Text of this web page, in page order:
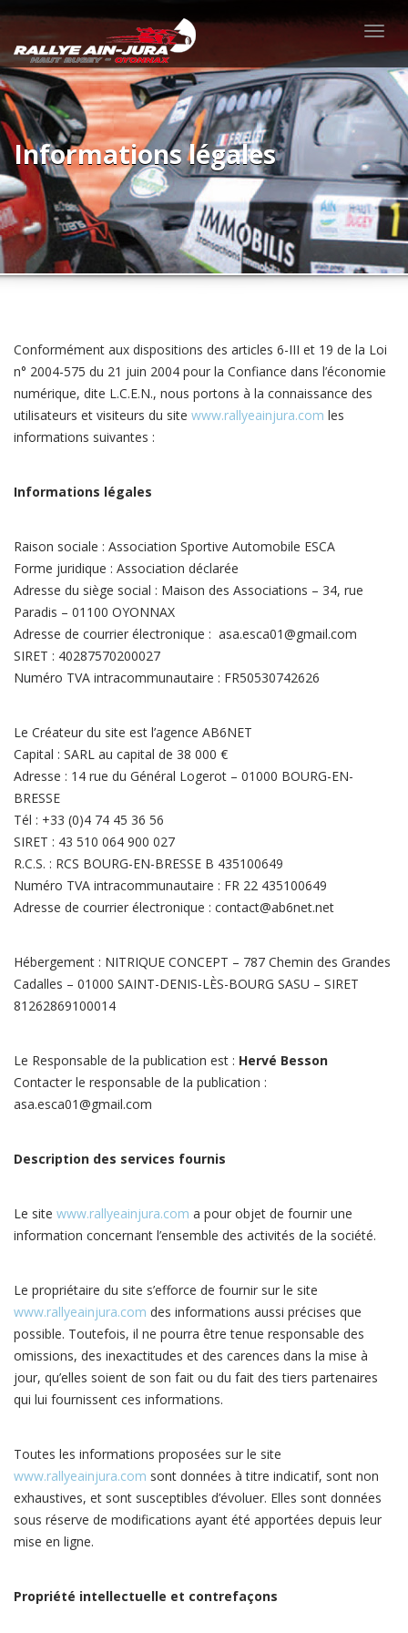
Informations légales
Conformément aux dispositions des articles 6-III et 19 de la Loi
n° 2004-575 du 21 juin 2004 pour la Confiance dans l’économie
numérique, dite L.C.E.N., nous portons à la connaissance des
utilisateurs et visiteurs du site www.rallyeainjura.com les
informations suivantes :
Informations légales
Raison sociale : Association Sportive Automobile ESCA
Forme juridique : Association déclarée
Adresse du siège social : Maison des Associations – 34, rue
Paradis – 01100 OYONNAX
Adresse de courrier électronique : asa.esca01@gmail.com
SIRET : 40287570200027
Numéro TVA intracommunautaire : FR50530742626
Le Créateur du site est l’agence AB6NET
Capital : SARL au capital de 38 000 €
Adresse : 14 rue du Général Logerot – 01000 BOURG-EN-
BRESSE
Tél : +33 (0)4 74 45 36 56
SIRET : 43 510 064 900 027
R.C.S. : RCS BOURG-EN-BRESSE B 435100649
Numéro TVA intracommunautaire : FR 22 435100649
Adresse de courrier électronique : contact@ab6net.net
Hébergement : NITRIQUE CONCEPT – 787 Chemin des Grandes
Cadalles – 01000 SAINT-DENIS-LÈS-BOURG SASU – SIRET
81262869100014
Le Responsable de la publication est : Hervé Besson
Contacter le responsable de la publication :
asa.esca01@gmail.com
Description des services fournis
Le site www.rallyeainjura.com a pour objet de fournir une
information concernant l’ensemble des activités de la société.
Le propriétaire du site s’efforce de fournir sur le site
www.rallyeainjura.com des informations aussi précises que
possible. Toutefois, il ne pourra être tenue responsable des
omissions, des inexactitudes et des carences dans la mise à
jour, qu’elles soient de son fait ou du fait des tiers partenaires
qui lui fournissent ces informations.
Toutes les informations proposées sur le site
www.rallyeainjura.com sont données à titre indicatif, sont non
exhaustives, et sont susceptibles d’évoluer. Elles sont données
sous réserve de modifications ayant été apportées depuis leur
mise en ligne.
Propriété intellectuelle et contrefaçons